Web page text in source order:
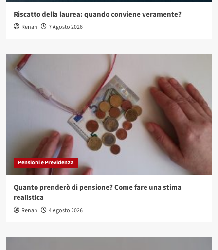
Riscatto della laurea: quando conviene veramente?
Renan 7 Agosto 2026
Pensioni e Previdenza
Quanto prenderò di pensione? Come fare una stima
realistica
Renan 4 Agosto 2026